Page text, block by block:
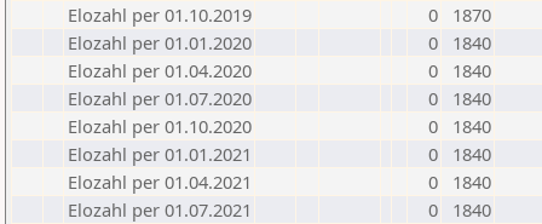
Elozahl per 01.10.2019
0
1870
Elozahl per 01.01.2020
0
1840
Elozahl per 01.04.2020
0
1840
Elozahl per 01.07.2020
0
1840
Elozahl per 01.10.2020
0
1840
Elozahl per 01.01.2021
0
1840
Elozahl per 01.04.2021
0
1840
Elozahl per 01.07.2021
0
1840